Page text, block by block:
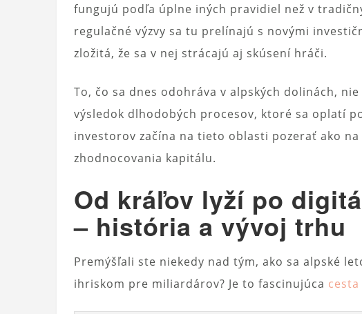
fungujú podľa úplne iných pravidiel než v
regulačné výzvy sa tu prelínajú s novými
zložitá, že sa v nej strácajú aj skúsení hráči.
To, čo sa dnes odohráva v alpských dolinách,
výsledok dlhodobých procesov, ktoré sa oplatí
investorov začína na tieto oblasti pozerať ako
zhodnocovania kapitálu.
Od kráľov lyží po
– história a vývoj trhu
Premýšľali ste niekedy nad tým, ako sa alpské
ihriskom pre miliardárov? Je to fascinujúca cesta